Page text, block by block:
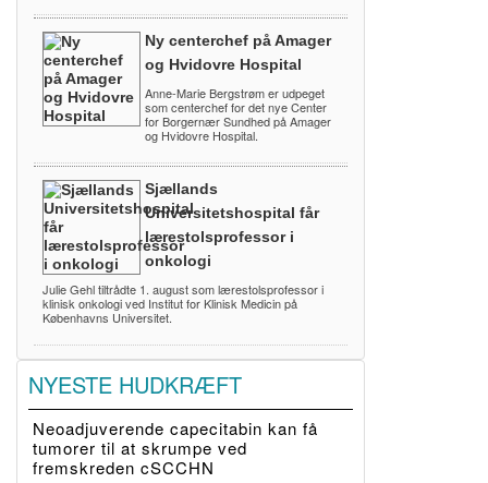
Ny centerchef på Amager
og Hvidovre Hospital
Anne-Marie Bergstrøm er udpeget
som centerchef for det nye Center
for Borgernær Sundhed på Amager
og Hvidovre Hospital.
Sjællands
Universitetshospital får
lærestolsprofessor i
onkologi
Julie Gehl tiltrådte 1. august som lærestolsprofessor i
klinisk onkologi ved Institut for Klinisk Medicin på
Københavns Universitet.
NYESTE HUDKRÆFT
Neoadjuverende capecitabin kan få
tumorer til at skrumpe ved
fremskreden cSCCHN